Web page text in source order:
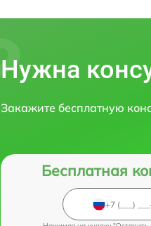
Нужна
Закажите бесплатную
Бесплатная